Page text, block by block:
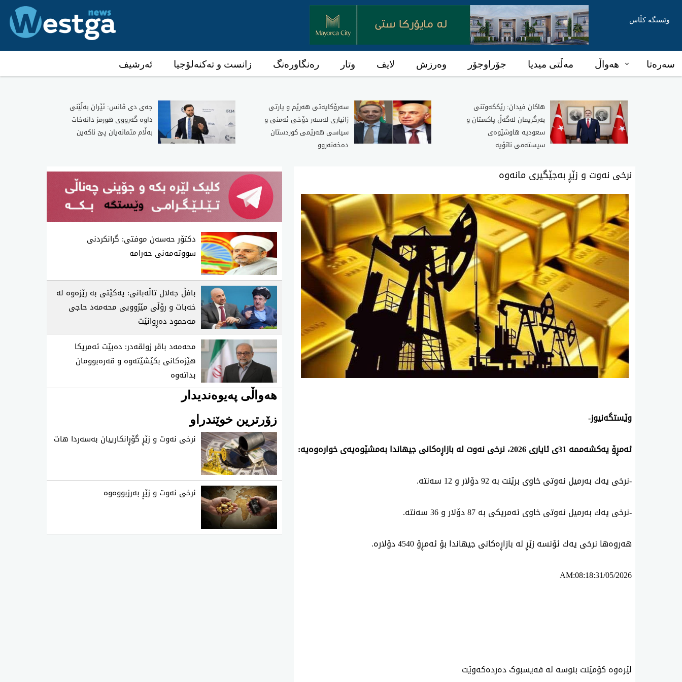
وێستگە کڵاس
سەرەتا هەواڵ مەڵتی میدیا جۆراوجۆر وەرزش لایف وتار رەنگاورەنگ زانست و تەکنەلۆجیا ئەرشیف
هاکان فیدان: رێککەوتنی
بەرگریمان لەگەڵ پاکستان و
سعودیە هاوشێوەی
سیستەمی ناتۆیە
سەرۆکایەتی هەرێم و پارتی
زانیاری لەسەر دۆخی ئەمنی و
سیاسی هەرێمی کوردستان
دەخەنەروو
جەی دی ڤانس: ئێران بەڵێنی
داوە گەرووی هورمز دانەخات
بەڵام متمانەیان پێ ناکەین
نرخی نەوت و زێڕ بەجێگیری مانەوە
وێستگه‌نیوز-
ئه‌مڕۆ یەکشەممە 31ی ئایاری 2026، نرخی نه‌وت له‌ بازاڕه‌كانی جیهاندا به‌مشێوه‌یه‌ی خواره‌وه‌یه‌:
-نرخی یه‌ك به‌رمیل نه‌وتی خاوی برێنت به‌ 92 دۆلار و 12 سه‌نته‌.
-نرخی یه‌ك به‌رمیل نه‌وتی خاوی ئه‌مریكی به‌ 87 دۆلار و 36 سه‌نته‌.
هه‌روه‌ها نرخی یه‌ك ئۆنسه‌ زێڕ له‌ بازاڕەكانی جیهاندا بۆ ئه‌مڕۆ 4540 دۆلاره‌.
AM:08:18:31/05/2026
لێرەوە کۆمێنت بنوسە لە فەیسبوک دەردەکەوێت
دکتۆر حەسەن موفتی: گرانکردنی
سووتەمەنی حەرامە
بافڵ جەلال تاڵەبانی: یەکێتی بە رێزەوە لە
خەبات و رۆڵی مێژوویی محەمەد حاجی
مەحمود دەڕوانێت
محەمەد باقر زولقەدر: دەبێت ئەمریکا
هێزەکانی بکێشێتەوە و قەرەبوومان
بداتەوە
هەواڵی پەیوەندیدار
زۆرترین خوێندراو
نرخی نه‌وت و زێڕ گۆڕانكارییان به‌سه‌ردا هات
نرخی نه‌وت و زێڕ به‌رزبووه‌وه‌